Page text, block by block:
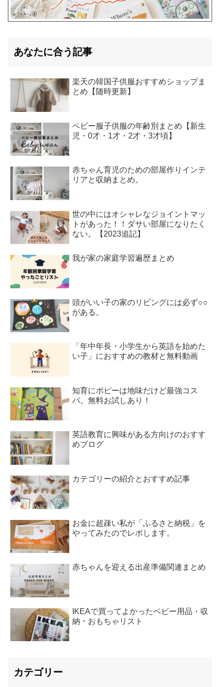
あなたに合う記事
楽天の韓国子供服おすすめショップま
とめ【随時更新】
ベビー服子供服の年齢別まとめ【新生
児・0才・1才・2才・3才頃】
赤ちゃん育児のための部屋作りインテ
リアと収納まとめ。
世の中にはオシャレなジョイントマッ
トがあった！！ダサい部屋になりたく
ない。【2023追記】
我が家の家庭学習遍歴まとめ
頭がいい子の家のリビングには必ず○○
がある。
「年中年長・小学生から英語を始めた
い子」におすすめの教材と無料動画
知育にポピーは地味だけど最強コス
パ。無料お試しあり！
英語教育に興味がある方向けのおすす
めブログ
カテゴリーの紹介とおすすめ記事
お金に超疎い私が「ふるさと納税」を
やってみたのでレポします。
赤ちゃんを迎える出産準備関連まとめ
IKEAで買ってよかったベビー用品・収
納・おもちゃリスト
カテゴリー